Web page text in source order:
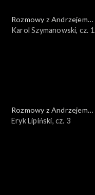
Rozmowy z Andrzejem
Doboszem
Karol Szymanowski, cz. 1
Rozmowy z Andrzejem
Doboszem
Eryk Lipiński, cz. 3